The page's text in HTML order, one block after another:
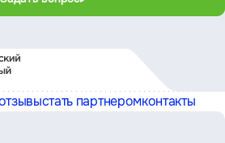
стать партнеромконтакты